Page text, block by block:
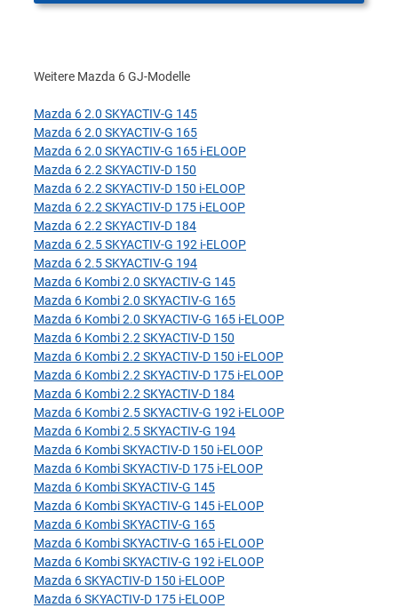
Weitere Mazda 6 GJ-Modelle
Mazda 6 2.0 SKYACTIV-G 145
Mazda 6 2.0 SKYACTIV-G 165
Mazda 6 2.0 SKYACTIV-G 165 i-ELOOP
Mazda 6 2.2 SKYACTIV-D 150
Mazda 6 2.2 SKYACTIV-D 150 i-ELOOP
Mazda 6 2.2 SKYACTIV-D 175 i-ELOOP
Mazda 6 2.2 SKYACTIV-D 184
Mazda 6 2.5 SKYACTIV-G 192 i-ELOOP
Mazda 6 2.5 SKYACTIV-G 194
Mazda 6 Kombi 2.0 SKYACTIV-G 145
Mazda 6 Kombi 2.0 SKYACTIV-G 165
Mazda 6 Kombi 2.0 SKYACTIV-G 165 i-ELOOP
Mazda 6 Kombi 2.2 SKYACTIV-D 150
Mazda 6 Kombi 2.2 SKYACTIV-D 150 i-ELOOP
Mazda 6 Kombi 2.2 SKYACTIV-D 175 i-ELOOP
Mazda 6 Kombi 2.2 SKYACTIV-D 184
Mazda 6 Kombi 2.5 SKYACTIV-G 192 i-ELOOP
Mazda 6 Kombi 2.5 SKYACTIV-G 194
Mazda 6 Kombi SKYACTIV-D 150 i-ELOOP
Mazda 6 Kombi SKYACTIV-D 175 i-ELOOP
Mazda 6 Kombi SKYACTIV-G 145
Mazda 6 Kombi SKYACTIV-G 145 i-ELOOP
Mazda 6 Kombi SKYACTIV-G 165
Mazda 6 Kombi SKYACTIV-G 165 i-ELOOP
Mazda 6 Kombi SKYACTIV-G 192 i-ELOOP
Mazda 6 SKYACTIV-D 150 i-ELOOP
Mazda 6 SKYACTIV-D 175 i-ELOOP